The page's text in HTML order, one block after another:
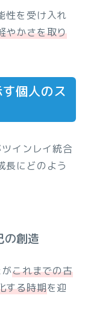
性を受け入れ
やかさを取り
個人のス
インレイ統合
長にどのよう
の創造
これまでの古
する時期を迎